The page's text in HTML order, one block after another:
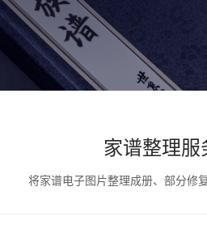
家谱整理服
将家谱电子图片整理成册、部分修